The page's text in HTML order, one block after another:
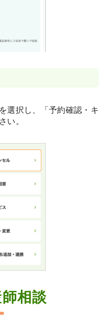
選択し、「予約確認・キ
い。
相談